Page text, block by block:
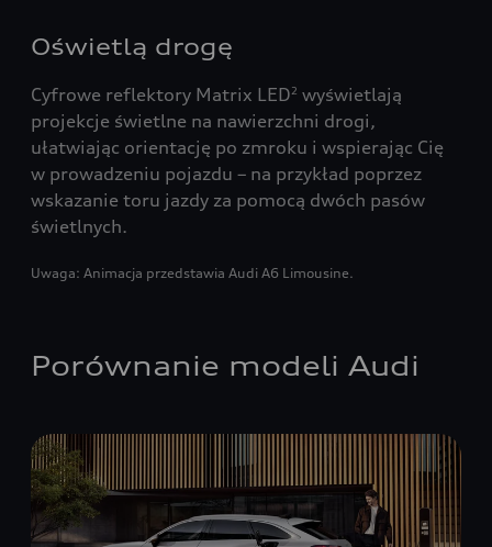
Oświetlą drogę
Cyfrowe reflektory Matrix LED2 wyświetlają
projekcje świetlne na nawierzchni drogi,
ułatwiając orientację po zmroku i wspierając Cię
w prowadzeniu pojazdu – na przykład poprzez
wskazanie toru jazdy za pomocą dwóch pasów
świetlnych.
Uwaga: Animacja przedstawia Audi A6 Limousine.
Porównanie modeli Audi